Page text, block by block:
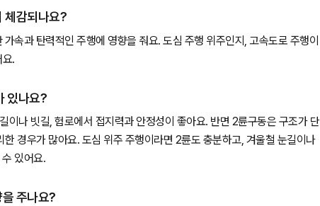
체감되나요?
속과 탄력적인 주행에 영향을 줘요. 도심 주행 위주인지, 고속도로 주행이
.
있나요?
이나 빗길, 험로에서 접지력과 안정성이 좋아요. 반면 2륜구동은 구조가 단
경우가 많아요. 도심 위주 주행이라면 2륜도 충분하고, 겨울철 눈길이나
있어요.
주나요?